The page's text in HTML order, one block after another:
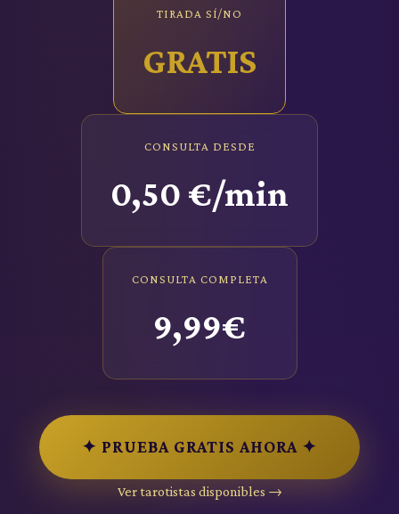
TIRADA SÍ/NO
GRATIS
CONSULTA DESDE
0,50 €/min
CONSULTA COMPLETA
9,99€
✦ PRUEBA GRATIS AHORA ✦
Ver tarotistas disponibles →